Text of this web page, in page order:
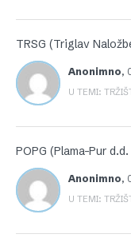
TRSG (Triglav
Anonimno,
U TEMI:
POPG (Plama-Pur
Anonimno,
U TEMI: